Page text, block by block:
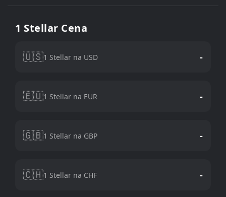
1 Stellar Cena
🇺🇸1 Stellar na USD -
🇪🇺1 Stellar na EUR -
🇬🇧1 Stellar na GBP -
🇨🇭1 Stellar na CHF -